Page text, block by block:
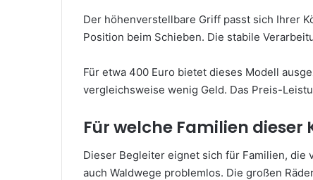
Der höhenverstellbare Griff passt sich Ihrer
Position beim Schieben. Die stabile
Für etwa 400 Euro bietet dieses Modell
vergleichsweise wenig Geld. Das Preis-
Für welche Familien
Dieser Begleiter eignet sich für Familien,
auch Waldwege problemlos. Die großen